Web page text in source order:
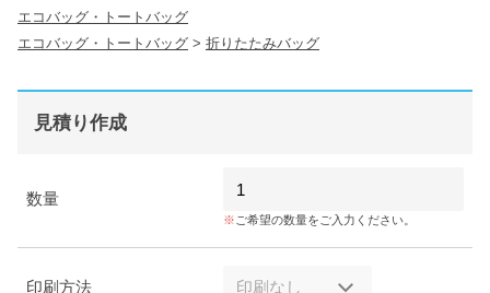
エコバッグ・トートバッグ
エコバッグ・トートバッグ > 折りたたみバッグ
見積り作成
数量
ご希望の数量をご入力ください。
印刷方法